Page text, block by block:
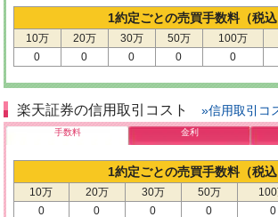
1約定ごとの売買手数料（税込
10万 20万 30万 50万 100万
0
0 0 0 0
楽天証券の信用取引コスト »信用取引コ
手数料 金利
1約定ごとの売買手数料（税込
10万 20万 30万 50万
0
0 0 0 0